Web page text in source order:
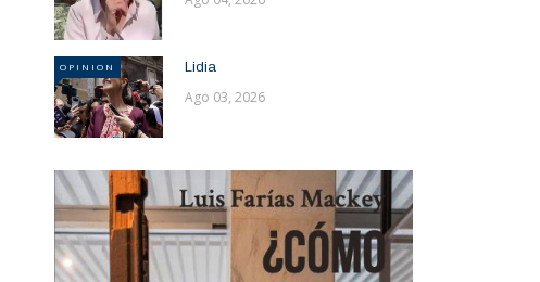
OPINION Lidia
Ago 03, 2026